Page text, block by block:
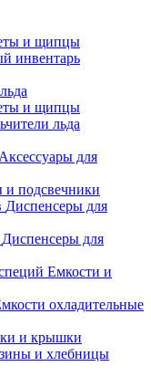
и щипцы
инвентарь
и щипцы
льда
Аксессуары для
и подсвечники
Диспенсеры для
Диспенсеры для
Емкости и
охладительные
и крышки
и хлебницы